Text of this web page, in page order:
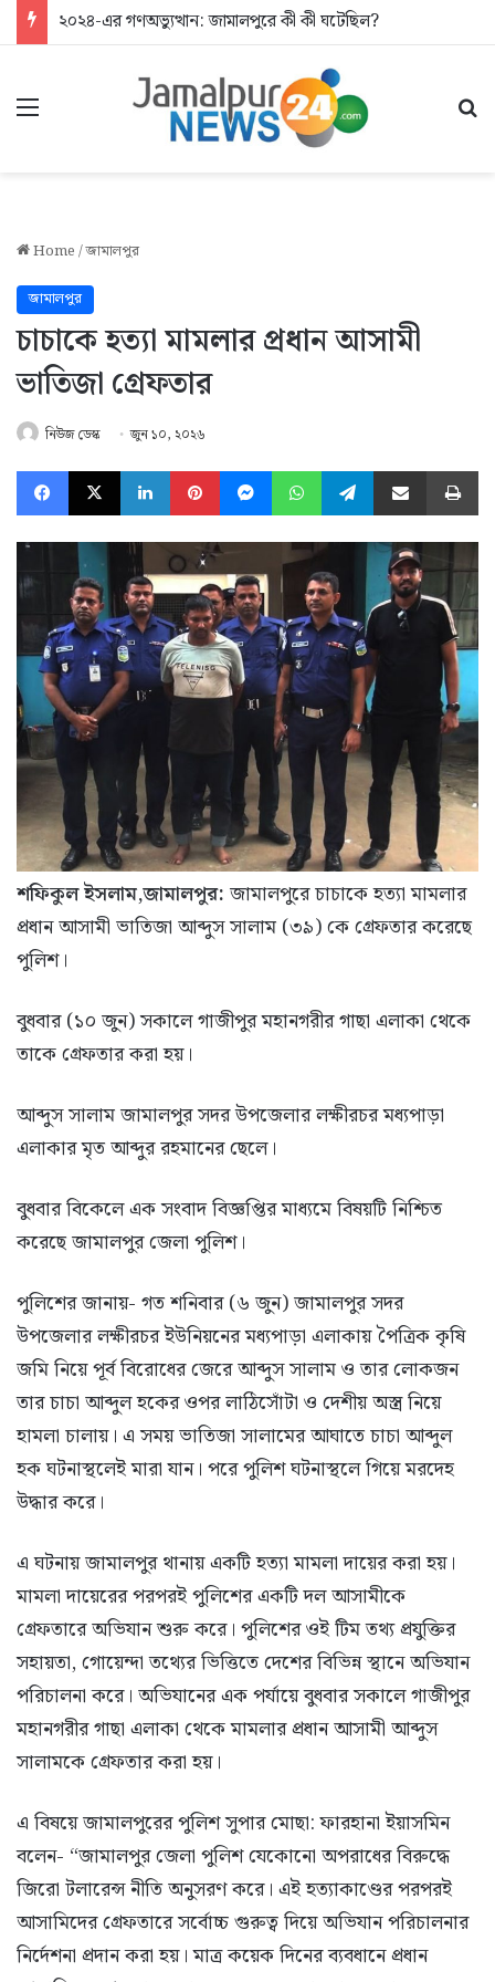
২০২৪-এর গণঅভ্যুত্থান: জামালপুরে কী কী ঘটেছিল?
Menu
Home/জামালপুর
জামালপুর
চাচাকে হত্যা মামলার প্রধান আসামী
ভাতিজা গ্রেফতার
নিউজ ডেস্ক জুন ১০, ২০২৬
Facebook
X LinkedInPinterestMessengerWhatsAppTelegramShare via Email
শফিকুল ইসলাম,জামালপুর: জামালপুরে চাচাকে হত্যা মামলার
প্রধান আসামী ভাতিজা আব্দুস সালাম (৩৯) কে গ্রেফতার করেছে
পুলিশ।
বুধবার (১০ জুন) সকালে গাজীপুর মহানগরীর গাছা এলাকা থেকে
তাকে গ্রেফতার করা হয়।
আব্দুস সালাম জামালপুর সদর উপজেলার লক্ষীরচর মধ্যপাড়া
এলাকার মৃত আব্দুর রহমানের ছেলে।
বুধবার বিকেলে এক সংবাদ বিজ্ঞপ্তির মাধ্যমে বিষয়টি নিশ্চিত
করেছে জামালপুর জেলা পুলিশ।
পুলিশের জানায়- গত শনিবার (৬ জুন) জামালপুর সদর
উপজেলার লক্ষীরচর ইউনিয়নের মধ্যপাড়া এলাকায় পৈত্রিক কৃষি
জমি নিয়ে পূর্ব বিরোধের জেরে আব্দুস সালাম ও তার লোকজন
তার চাচা আব্দুল হকের ওপর লাঠিসোঁটা ও দেশীয় অস্ত্র নিয়ে
হামলা চালায়। এ সময় ভাতিজা সালামের আঘাতে চাচা আব্দুল
হক ঘটনাস্থলেই মারা যান। পরে পুলিশ ঘটনাস্থলে গিয়ে মরদেহ
উদ্ধার করে।
এ ঘটনায় জামালপুর থানায় একটি হত্যা মামলা দায়ের করা হয়।
মামলা দায়েরের পরপরই পুলিশের একটি দল আসামীকে
গ্রেফতারে অভিযান শুরু করে। পুলিশের ওই টিম তথ্য প্রযুক্তির
সহায়তা, গোয়েন্দা তথ্যের ভিত্তিতে দেশের বিভিন্ন স্থানে অভিযান
পরিচালনা করে। অভিযানের এক পর্যায়ে বুধবার সকালে গাজীপুর
মহানগরীর গাছা এলাকা থেকে মামলার প্রধান আসামী আব্দুস
সালামকে গ্রেফতার করা হয়।
এ বিষয়ে জামালপুরের পুলিশ সুপার মোছা: ফারহানা ইয়াসমিন
বলেন- “জামালপুর জেলা পুলিশ যেকোনো অপরাধের বিরুদ্ধে
জিরো টলারেন্স নীতি অনুসরণ করে। এই হত্যাকাণ্ডের পরপরই
আসামিদের গ্রেফতারে সর্বোচ্চ গুরুত্ব দিয়ে অভিযান পরিচালনার
নির্দেশনা প্রদান করা হয়। মাত্র কয়েক দিনের ব্যবধানে প্রধান